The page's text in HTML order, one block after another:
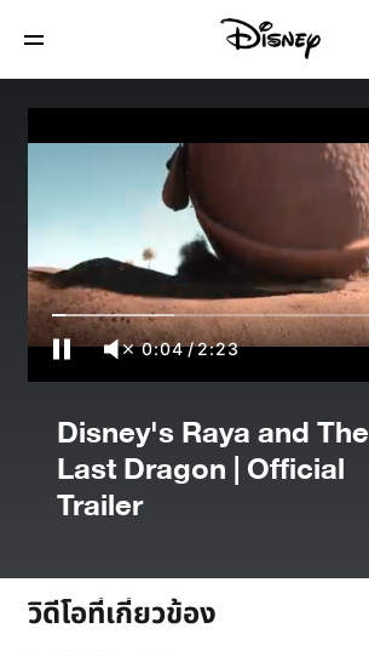
Official Trailer
0:04/2:23
Disney's Raya and The
Last Dragon | Official
Trailer
วิดีโอที่เกี่ยวข้อง